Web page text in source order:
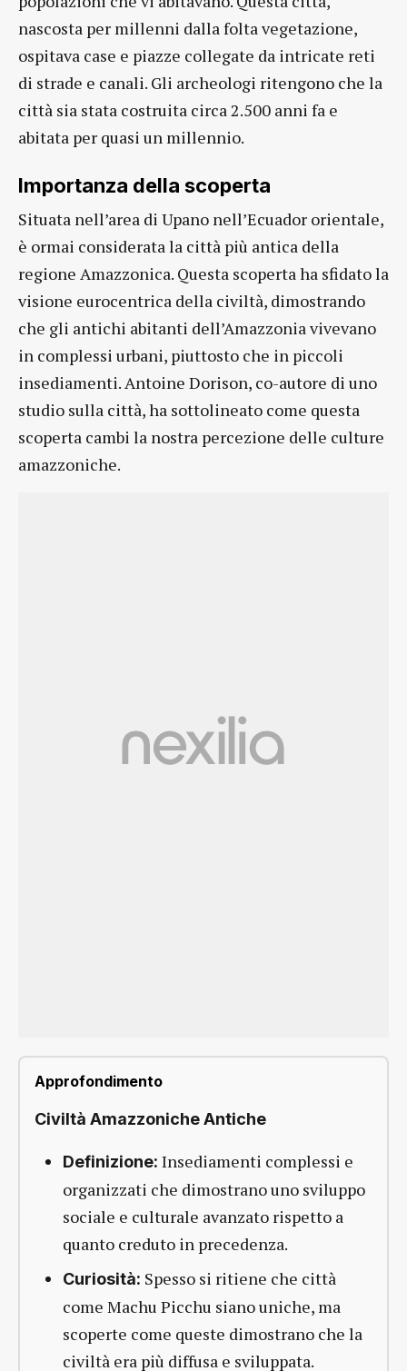
nascosta per millenni dalla folta vegetazione,
ospitava case e piazze collegate da intricate reti
di strade e canali. Gli archeologi ritengono che la
città sia stata costruita circa 2.500 anni fa e
abitata per quasi un millennio.
Importanza della scoperta
Situata nell’area di Upano nell’Ecuador orientale,
è ormai considerata la città più antica della
regione Amazzonica. Questa scoperta ha sfidato la
visione eurocentrica della civiltà, dimostrando
che gli antichi abitanti dell’Amazzonia vivevano
in complessi urbani, piuttosto che in piccoli
insediamenti. Antoine Dorison, co-autore di uno
studio sulla città, ha sottolineato come questa
scoperta cambi la nostra percezione delle culture
amazzoniche.
Approfondimento
Civiltà Amazzoniche Antiche
Definizione: Insediamenti complessi e
organizzati che dimostrano uno sviluppo
sociale e culturale avanzato rispetto a
quanto creduto in precedenza.
Curiosità: Spesso si ritiene che città
come Machu Picchu siano uniche, ma
scoperte come queste dimostrano che la
civiltà era più diffusa e sviluppata.